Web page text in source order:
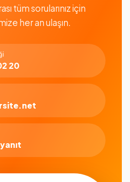
tüm sorularınız için
her an ulaşın.
20